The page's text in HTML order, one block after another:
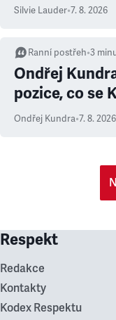
Silvie Lauder•7. 8. 2026
Ranní postřeh•3
Ondřej
pozice, co se
Ondřej Kundra•7. 8. 2026
Respekt
Redakce
Kontakty
Kodex Respektu